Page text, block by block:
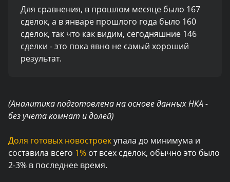
Для сравнения, в прошлом месяце было 167
сделок, а в январе прошлого года было 160
сделок, так что как видим, сегодняшние 146
сделки - это пока явно не самый хороший
результат.
(Аналитика подготовлена на основе данных НКА -
без учета комнат и долей)
Доля готовых новостроекупала до минимума и
составила всего 1% от всех сделок, обычно это было
2-3% в последнее время.